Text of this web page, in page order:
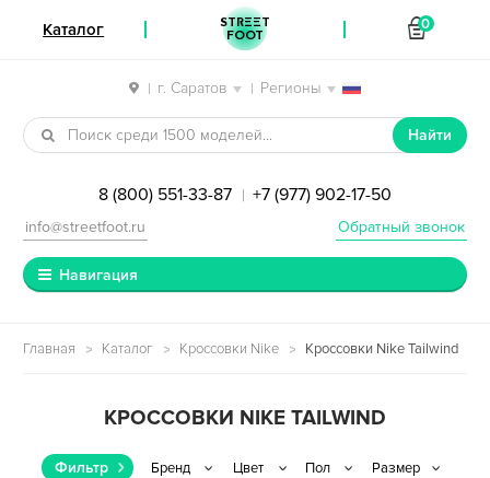
| г. Саратов | Регионы
Перейти к навигации
Перейти к содержимому
Найти
8 (800) 551-33-87 | +7 (977) 902-17-50
Обратный звонок
info@streetfoot.ru
Навигация
Главная Каталог Кроссовки Nike Кроссовки Nike Tailwind
КРОССОВКИ NIKE TAILWIND
Фильтр
Каталог STREET
FOOT
0